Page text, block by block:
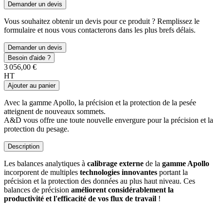
Demander un devis
Vous souhaitez obtenir un devis pour ce produit ? Remplissez le
formulaire et nous vous contacterons dans les plus brefs délais.
Demander un devis
Besoin d'aide ?
3 056,00 €
HT
Ajouter au panier
Avec la gamme Apollo, la précision et la protection de la pesée
atteignent de nouveaux sommets.
A&D vous offre une toute nouvelle envergure pour la précision et la
protection du pesage.
Description
Les balances analytiques à calibrage externe de la gamme Apollo
incorporent de multiples technologies innovantes portant la
précision et la protection des données au plus haut niveau. Ces
balances de précision améliorent considérablement la
productivité et l'efficacité de vos flux de travail !